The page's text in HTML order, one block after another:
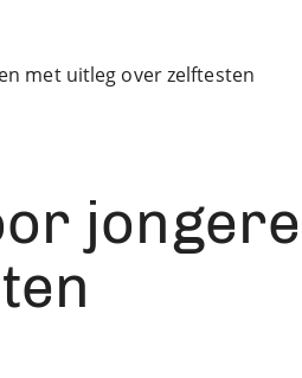
met uitleg over zelftesten